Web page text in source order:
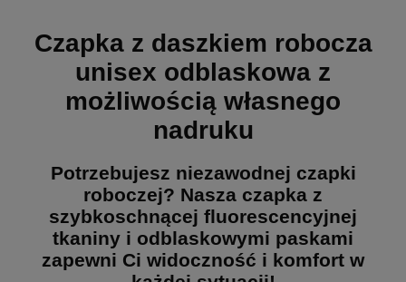
Czapka z daszkiem robocza
unisex odblaskowa z
możliwością własnego
nadruku
Potrzebujesz niezawodnej czapki
roboczej? Nasza czapka z
szybkoschnącej fluorescencyjnej
tkaniny i odblaskowymi paskami
zapewni Ci widoczność i komfort w